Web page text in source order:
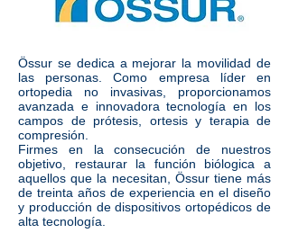
Össur se dedica a mejorar la movilidad de
las personas. Como empresa líder en
ortopedia no invasivas, proporcionamos
avanzada e innovadora tecnología en los
campos de prótesis, ortesis y terapia de
compresión.
Firmes en la consecución de nuestros
objetivo, restaurar la función biólogica a
aquellos que la necesitan, Össur tiene más
de treinta años de experiencia en el diseño
y producción de dispositivos ortopédicos de
alta tecnología.